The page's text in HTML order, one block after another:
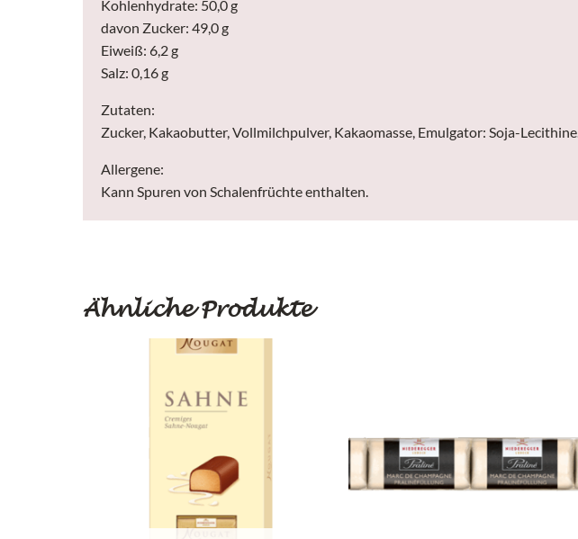
Kohlenhydrate: 50,0 g
davon Zucker: 49,0 g
Eiweiß: 6,2 g
Salz: 0,16 g
Zutaten:
Zucker, Kakaobutter, Vollmilchpulver, Kakaomasse, Emulgator: Soja-Lecithine.
Allergene:
Kann Spuren von Schalenfrüchte enthalten.
Ähnliche Produkte